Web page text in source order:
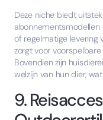
Deze niche biedt
abonnementsmodellen
of regelmatige levering
zorgt voor
Bovendien zijn
welzijn van hun dier,
9.